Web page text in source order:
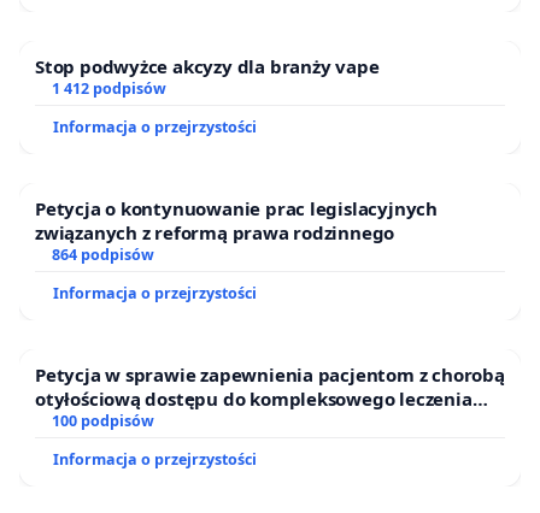
Stop podwyżce akcyzy dla branży vape
1 412 podpisów
Informacja o przejrzystości
Petycja o kontynuowanie prac legislacyjnych
związanych z reformą prawa rodzinnego
864 podpisów
Informacja o przejrzystości
Petycja w sprawie zapewnienia pacjentom z chorobą
otyłościową dostępu do kompleksowego leczenia
oraz programów profilaktycznych.
100 podpisów
Informacja o przejrzystości